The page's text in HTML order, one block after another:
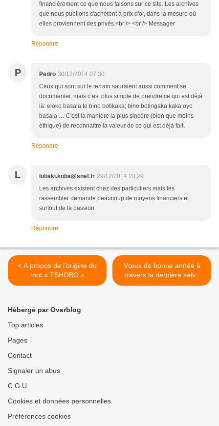
financièrement ce que nous faisons sur ce site. Les archives
que nous publions s'achètent à prix d'or, dans la mesure où
elles proviennent des privés.<br /> <br /> Messager
Répondre
P Pedro 30/12/2014 07:30
Ceux qui sont sur le terrain sauraient aussi comment se
documenter, mais c’est plus simple de prendre ce qui est déjà
là: eloko basala te bino botikaka; bino bolingaka kaka oyo
basala … C'est la manière la plus sincère (bien que moins
éthique) de reconnaître la valeur de ce qui est déjà fait.
Répondre
L lubaki.koba@snef.fr 29/12/2014 23:29
Les archives existent chez des particuliers mais les
rassembler demande beaucoup de moyens financiers et
surtout de la passion
Répondre
< A propos de l’origine du
mot « TSHOBO »
Vœux de bonne année à
travers la dernière salve
musicale . >
Hébergé par Overblog
Top articles
Pages
Contact
Signaler un abus
C.G.U.
Cookies et données personnelles
Préférences cookies